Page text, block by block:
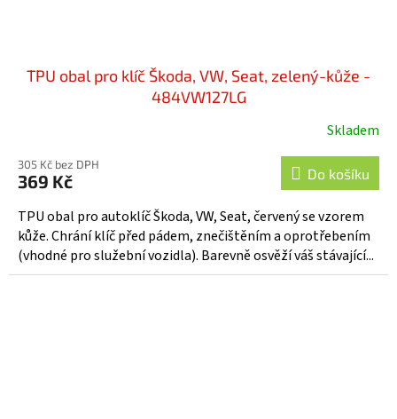
TPU obal pro klíč Škoda, VW, Seat, zelený-kůže -
484VW127LG
Skladem
305 Kč bez DPH
369 Kč Do košíku
TPU obal pro autoklíč Škoda, VW, Seat, červený se vzorem
kůže. Chrání klíč před pádem, znečištěním a oprotřebením
(vhodné pro služební vozidla). Barevně osvěží váš stávající...